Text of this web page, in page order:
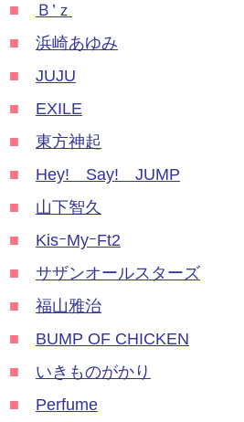
■
Ｂ’ｚ
■
浜崎あゆみ
■
JUJU
■
EXILE
■
東方神起
■
Hey! Say! JUMP
■
山下智久
■
KisｰMyｰFt2
■
サザンオールスターズ
■
福山雅治
■
BUMP OF CHICKEN
■
いきものがかり
■
Perfume